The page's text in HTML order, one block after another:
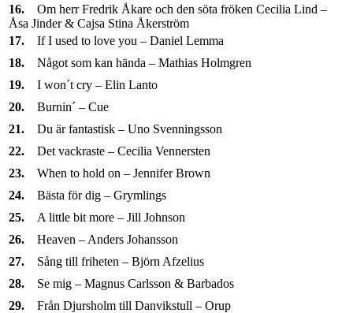
16. Om herr Fredrik Åkare och den söta fröken Cecilia Lind –
Åsa Jinder & Cajsa Stina Åkerström
17. If I used to love you – Daniel Lemma
18. Något som kan hända – Mathias Holmgren
19. I won´t cry – Elin Lanto
20. Burnin´ – Cue
21. Du är fantastisk – Uno Svenningsson
22. Det vackraste – Cecilia Vennersten
23. When to hold on – Jennifer Brown
24. Bästa för dig – Grymlings
25. A little bit more – Jill Johnson
26. Heaven – Anders Johansson
27. Sång till friheten – Björn Afzelius
28. Se mig – Magnus Carlsson & Barbados
29. Från Djursholm till Danvikstull – Orup